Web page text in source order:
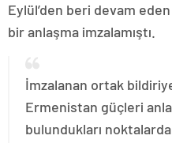
Eylül’den beri devam
bir anlaşma imzalamıştı.
İmzalanan ortak
Ermenistan güçleri
bulundukları